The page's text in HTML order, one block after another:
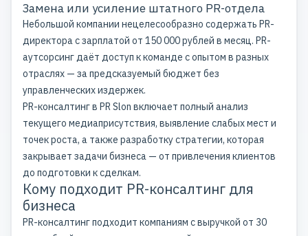
Замена или усиление штатного PR-отдела
Небольшой компании нецелесообразно содержать PR-
директора с зарплатой от 150 000 рублей в месяц. PR-
аутсорсингдаёт доступ к команде с опытом в разных
отраслях — за предсказуемый бюджет без
управленческих издержек.
PR-консалтинг в PR Slon включает полный анализ
текущего медиаприсутствия, выявление слабых мест и
точек роста, а также разработку стратегии, которая
закрывает задачи бизнеса — от привлечения клиентов
до подготовки к сделкам.
Кому подходит PR-консалтинг для
бизнеса
PR-консалтинг подходит компаниям с выручкой от 30